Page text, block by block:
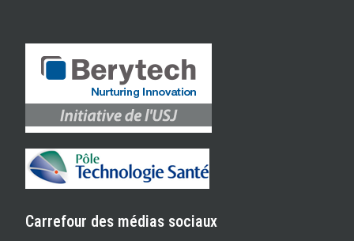
Carrefour des médias sociaux